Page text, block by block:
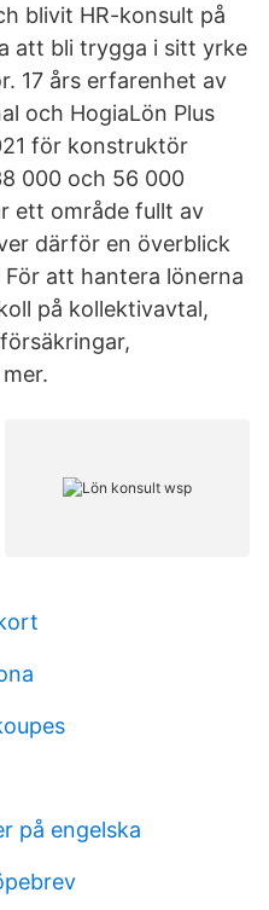
blivit HR-konsult på
att bli trygga i sitt yrke
17 års erfarenhet av
och HogiaLön Plus
för konstruktör
000 och 56 000
ett område fullt av
därför en överblick
att hantera lönerna
på kollektivavtal,
på engelska